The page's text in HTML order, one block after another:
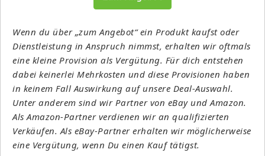
Wenn du über „zum Angebot“ ein Produkt kaufst oder
Dienstleistung in Anspruch nimmst, erhalten wir oftmals
eine kleine Provision als Vergütung. Für dich entstehen
dabei keinerlei Mehrkosten und diese Provisionen haben
in keinem Fall Auswirkung auf unsere Deal-Auswahl.
Unter anderem sind wir Partner von eBay und Amazon.
Als Amazon-Partner verdienen wir an qualifizierten
Verkäufen. Als eBay-Partner erhalten wir möglicherweise
eine Vergütung, wenn Du einen Kauf tätigst.